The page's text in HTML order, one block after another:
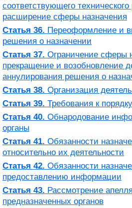
соответствующего
расширение сферы назначения
Статья 36. Переоформление и
решения о назначении
Статья 37. Ограничение сферы
прекращение и возобновление
аннулирования решения о
Статья 38. Организация
Статья 39. Требования к
Статья 40. Обнародование
органы
Статья 41. Обязанности
относительно их деятельности
Статья 42. Обязанности
предоставлению информации
Статья 43. Рассмотрение
предназначенных органов